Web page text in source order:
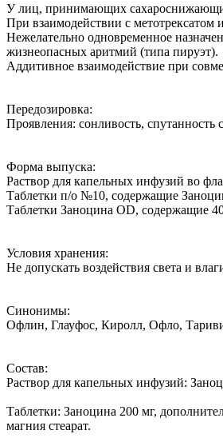
У лиц, принимающих
При взаимодействии с
Нежелательно одновременное
жизнеопасных аритмий (типа пируэт).
Аддитивное взаимодействие при
Передозировка:
Проявления: сонливость,
Форма выпуска:
Раствор для капельных инфузий во
Таблетки п/о №10, содержащие
Таблетки Заноцина OD, содержащие
Условия хранения:
Не допускать воздействия света и
Синонимы:
Офлин, Глауфос, Киролл, Офло,
Состав:
Раствор для капельных инфузий:
Таблетки: Заноцина 200 мг,
магния стеарат.